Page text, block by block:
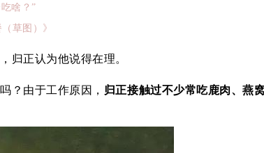
啥？”
草图）》
归正认为他说得在理。
？由于工作原因， 归正接触过不少常吃鹿肉、燕